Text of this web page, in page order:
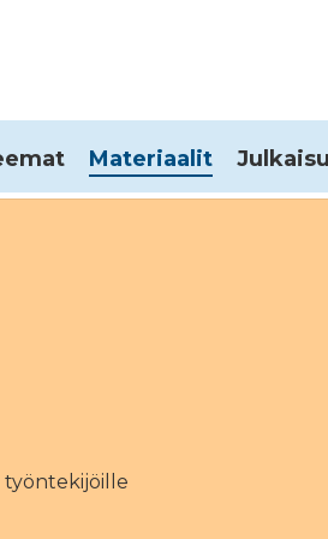
Materiaalit
työntekijöille